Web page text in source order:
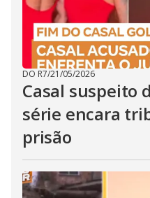
DO R7/21/05/2026
Casal suspeito
série encara
prisão